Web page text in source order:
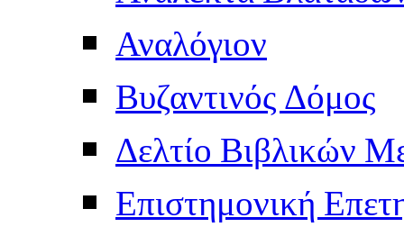
Αναλόγιον
Βυζαντινός Δόμος
Δελτίο Βιβλικών
Επιστημονική